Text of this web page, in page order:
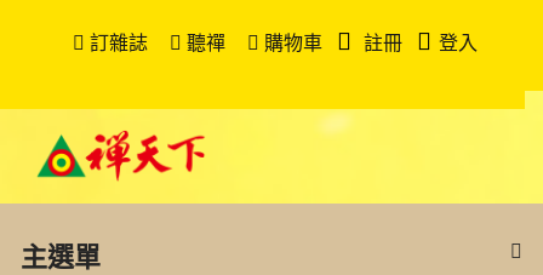
訂雜誌 聽禪 購物車 註冊 登入
主選單